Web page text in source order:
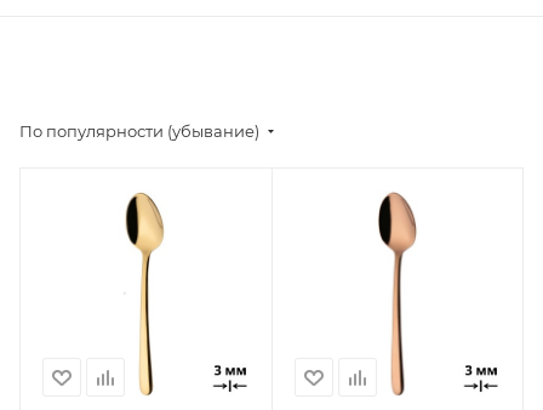
По популярности (убывание)